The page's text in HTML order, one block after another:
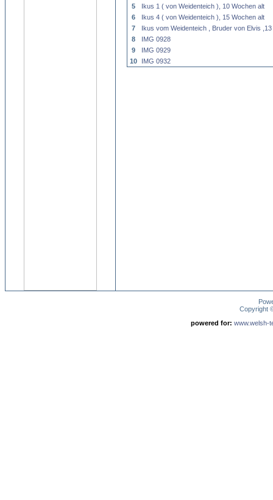
5
Ikus 1 ( von Weidenteich ), 10 Wochen alt
6
Ikus 4 ( von Weidenteich ), 15 Wochen alt
7
Ikus vom Weidenteich , Bruder von Elvis
8
IMG 0928
9
IMG 0929
10
IMG 0932
Copyright
powered for: www.welsh-